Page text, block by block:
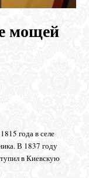
мощей
года в селе
В 1837 году
в Киевскую